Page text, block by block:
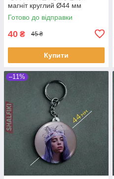
магніт круглий Ø44 мм
Готово до відправки
40 ₴ 45 ₴
Купити
–11%